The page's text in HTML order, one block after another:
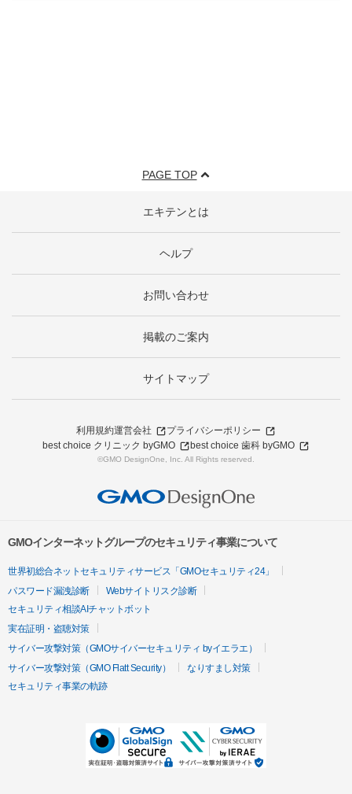
PAGE TOP
エキテンとは
ヘルプ
お問い合わせ
掲載のご案内
サイトマップ
利用規約運営会社
プライバシーポリシー
best choice クリニック byGMO
best choice 歯科 byGMO
©GMO DesignOne, Inc. All Rights reserved.
GMOインターネットグループのセキュリティ事業について
世界初総合ネットセキュリティサービス「GMOセキュリティ24」
パスワード漏洩診断
Webサイトリスク診断
セキュリティ相談AIチャットボット
実在証明・盗聴対策
サイバー攻撃対策（GMOサイバーセキュリティ byイエラエ）
サイバー攻撃対策（GMO Flatt Security）
なりすまし対策
セキュリティ事業の軌跡